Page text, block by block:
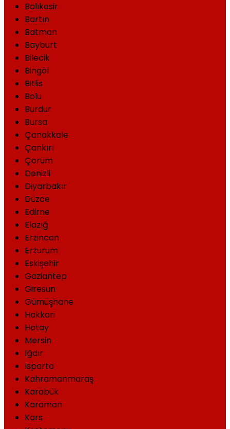
Balıkesir
Bartın
Batman
Bayburt
Bilecik
Bingöl
Bitlis
Bolu
Burdur
Bursa
Çanakkale
Çankırı
Çorum
Denizli
Diyarbakır
Düzce
Edirne
Elazığ
Erzincan
Erzurum
Eskişehir
Gaziantep
Giresun
Gümüşhane
Hakkari
Hatay
Mersin
Iğdır
Isparta
Kahramanmaraş
Karabük
Karaman
Kars